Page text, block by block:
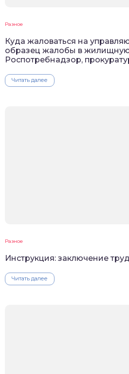
Разное
Куда жаловаться на
образец жалобы в
Роспотребнадзор,
Читать далее
Разное
Инструкция: заключение
Читать далее